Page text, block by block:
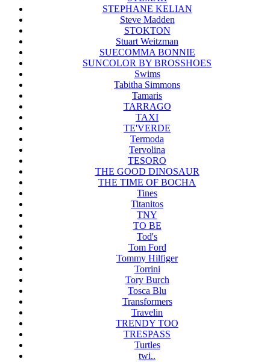
STEPHANE KELIAN
Steve Madden
STOKTON
Stuart Weitzman
SUECOMMA BONNIE
SUNCOLOR BY BROSSHOES
Swims
Tabitha Simmons
Tamaris
TARRAGO
TAXI
TE'VERDE
Termoda
Tervolina
TESORO
THE GOOD DINOSAUR
THE TIME OF BOCHA
Tines
Titanitos
TNY
TO BE
Tod's
Tom Ford
Tommy Hilfiger
Torrini
Tory Burch
Tosca Blu
Transformers
Travelin
TRENDY TOO
TRESPASS
Turtles
twi..